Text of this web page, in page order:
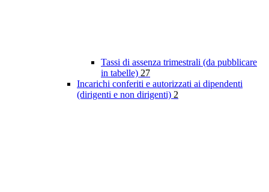
Tassi di assenza trimestrali (da pubblicare
in tabelle) 27
Incarichi conferiti e autorizzati ai dipendenti
(dirigenti e non dirigenti) 2